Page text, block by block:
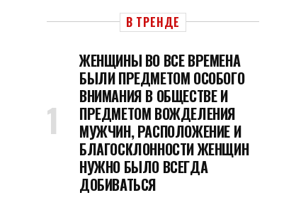
В ТРЕНДЕ
ЖЕНЩИНЫ ВО ВСЕ ВРЕМЕНА
БЫЛИ ПРЕДМЕТОМ ОСОБОГО
ВНИМАНИЯ В ОБЩЕСТВЕ И
ПРЕДМЕТОМ ВОЖДЕЛЕНИЯ
МУЖЧИН, РАСПОЛОЖЕНИЕ И
БЛАГОСКЛОННОСТИ ЖЕНЩИН
НУЖНО БЫЛО ВСЕГДА
ДОБИВАТЬСЯ